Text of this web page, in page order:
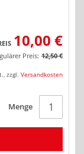
10,00 €
Preis: 12,50 €
, zzgl. Versandkosten
Menge